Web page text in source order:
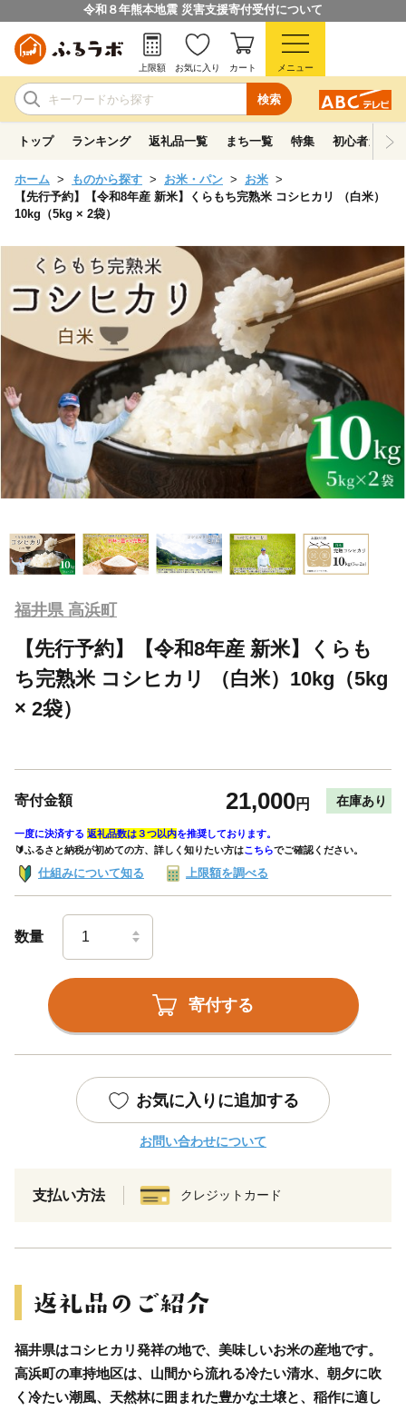
令和８年熊本地震 災害支援寄付受付について
検索
上限額 お気に入り カート メニュー
トップ ランキング 返礼品一覧 まち一覧 特集 初心者ガイド
ホーム ものから探す お米・パン
お米
【先行予約】【令和8年産 新米】くらもち完熟米 コシヒカリ （白米）
10kg（5kg × 2袋）
福井県 高浜町
【先行予約】【令和8年産 新米】くらも
ち完熟米 コシヒカリ （白米）10kg（5kg
× 2袋）
寄付金額 21,000円 在庫あり
一度に決済する 返礼品数は３つ以内を推奨しております。
🔰ふるさと納税が初めての方、詳しく知りたい方はこちらでご確認ください。
仕組みについて知る 上限額を調べる
数量
寄付する
お気に入りに追加する
お問い合わせについて
支払い方法 クレジットカード
福井県はコシヒカリ発祥の地で、美味しいお米の産地です。
高浜町の車持地区は、山間から流れる冷たい清水、朝夕に吹
く冷たい潮風、天然林に囲まれた豊かな土壌と、稲作に適し